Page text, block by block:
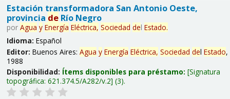
Estación transformadora San Antonio Oeste,
provincia deRío Negro
por Agua y Energía Eléctrica, Sociedad del Estado.
Idioma: Español
Editor: Buenos Aires: Agua y Energía Eléctrica, Sociedad del Estado,
1988
Disponibilidad: Ítems disponibles para préstamo: Signatura
topográfica: 621.374.5/A282/v.2 (3).